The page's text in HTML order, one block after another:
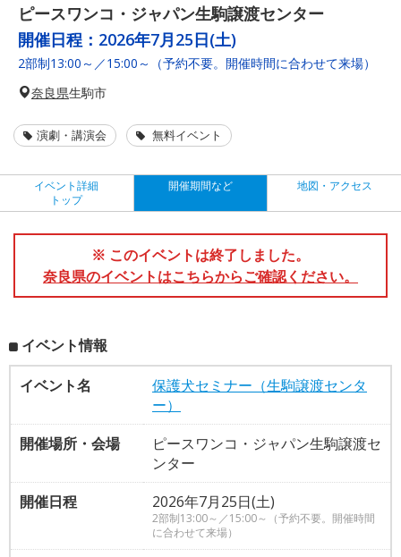
ピースワンコ・ジャパン生駒譲渡センター
開催日程： 2026年7月25日(土)
2部制13:00～／15:00～（予約不要。開催時間に合わせて来場）
奈良県生駒市
演劇・講演会 無料イベント
イベント詳細
トップ
開催期間など 地図・アクセス
※ このイベントは終了しました。
奈良県のイベントはこちらからご確認ください。
イベント情報
イベント名
保護犬セミナー（生駒譲渡センタ
ー）
開催場所・会場
ピースワンコ・ジャパン生駒譲渡セ
ンター
開催日程
2026年7月25日(土)
2部制13:00～／15:00～（予約不要。開催時間
に合わせて来場）